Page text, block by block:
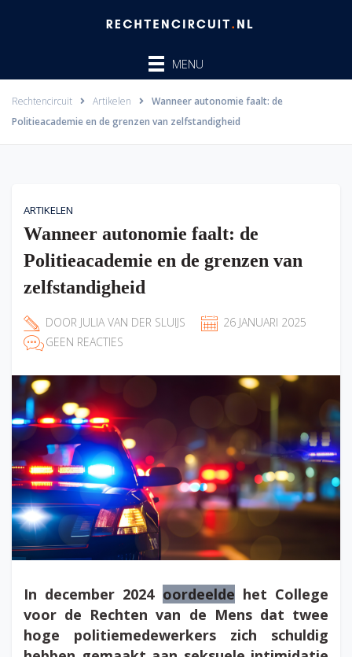
MENU
Rechtencircuit Artikelen
Wanneer autonomie faalt: de
Politieacademie en de grenzen van zelfstandigheid
ARTIKELEN
Wanneer autonomie faalt: de
Politieacademie en de grenzen van
zelfstandigheid
DOOR JULIA VAN DER SLUIJS
26 JANUARI 2025
GEEN REACTIES
In december 2024 oordeelde het College
voor de Rechten van de Mens dat twee
hoge politiemedewerkers zich schuldig